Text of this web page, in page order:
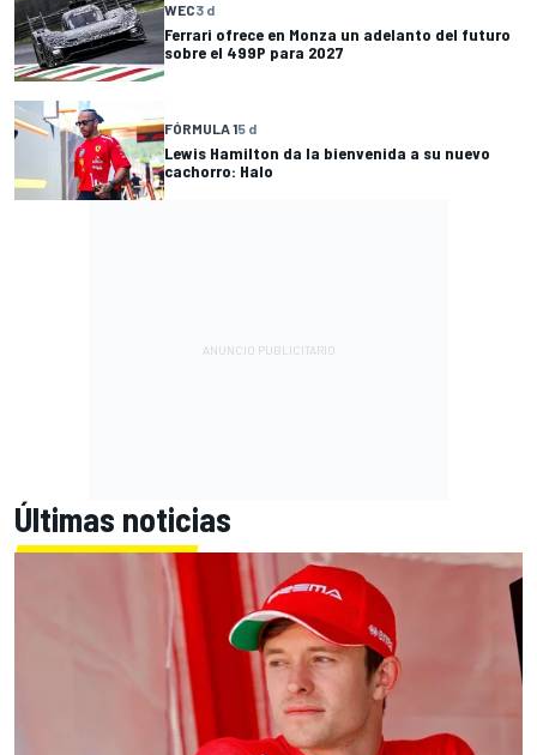
WEC3 d
Ferrari ofrece en Monza un adelanto del futuro
sobre el 499P para 2027
FÓRMULA 15 d
Lewis Hamilton da la bienvenida a su nuevo
cachorro: Halo
Últimas noticias